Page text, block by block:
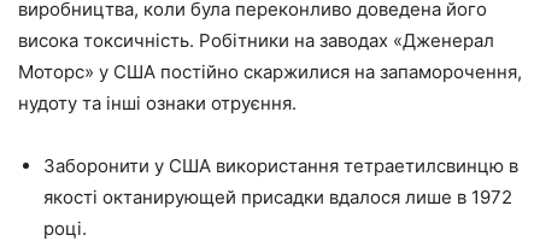
виробництва, коли була переконливо доведена його
висока токсичність. Робітники на заводах «Дженерал
Моторс» у США постійно скаржилися на запаморочення,
нудоту та інші ознаки отруєння.
Заборонити у США використання тетраетилсвинцю в
якості октанирующей присадки вдалося лише в 1972
році.